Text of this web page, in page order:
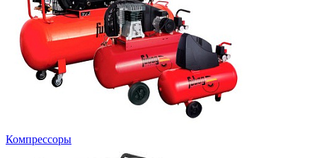
Компрессоры